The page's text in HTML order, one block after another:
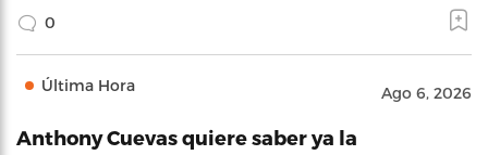
0
Última Hora Ago 6, 2026
Anthony Cuevas quiere saber ya la